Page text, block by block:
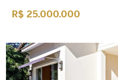
R$ 25.000.000